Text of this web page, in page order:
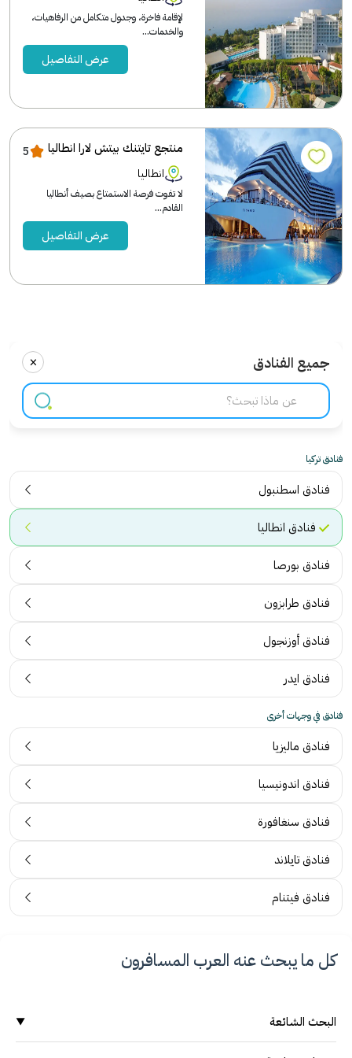
لإقامة فاخرة، وجدول متكامل من الرفاهيات،
والخدمات...
عرض التفاصيل
منتجع تايتنك بيتش لارا انطاليا
5
انطاليا
لا تفوت فرصة الاستمتاع بصيف أنطاليا
القادم...
عرض التفاصيل
جميع الفنادق ×
فنادق تركيا
فنادق اسطنبول
فنادق انطاليا
فنادق بورصا
فنادق طرابزون
فنادق أوزنجول
فنادق ايدر
فنادق في وجهات أخرى
فنادق ماليزيا
فنادق اندونيسيا
فنادق سنغافورة
فنادق تايلاند
فنادق فيتنام
كل ما يبحث عنه العرب المسافرون
البحث الشائعة ▼
وجهات سياحية